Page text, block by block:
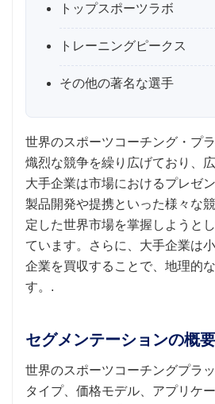
トップスポーツラボ
トレーニングピークス
その他の著名な選手
世界のスポーツコーチング・プ
熾烈な競争を繰り広げており、
大手企業は市場におけるプレゼ
製品開発や提携といった様々な
定した世界市場を掌握しようと
ています。さらに、大手企業は
企業を買収することで、地理的
す。.
セグメンテーションの概要
世界のスポーツコーチングプラ
タイプ、価格モデル、アプリケ